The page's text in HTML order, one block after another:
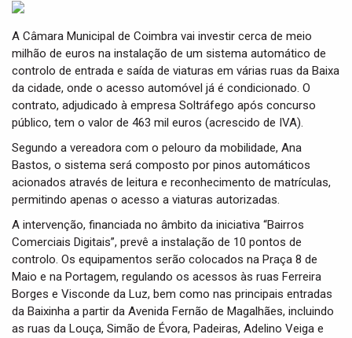
A Câmara Municipal de Coimbra vai investir cerca de meio
milhão de euros na instalação de um sistema automático de
controlo de entrada e saída de viaturas em várias ruas da Baixa
da cidade, onde o acesso automóvel já é condicionado. O
contrato, adjudicado à empresa Soltráfego após concurso
público, tem o valor de 463 mil euros (acrescido de IVA).
Segundo a vereadora com o pelouro da mobilidade, Ana
Bastos, o sistema será composto por pinos automáticos
acionados através de leitura e reconhecimento de matrículas,
permitindo apenas o acesso a viaturas autorizadas.
A intervenção, financiada no âmbito da iniciativa “Bairros
Comerciais Digitais”, prevê a instalação de 10 pontos de
controlo. Os equipamentos serão colocados na Praça 8 de
Maio e na Portagem, regulando os acessos às ruas Ferreira
Borges e Visconde da Luz, bem como nas principais entradas
da Baixinha a partir da Avenida Fernão de Magalhães, incluindo
as ruas da Louça, Simão de Évora, Padeiras, Adelino Veiga e